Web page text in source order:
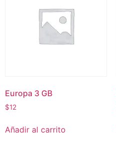
Europa 3 GB
$12
Añadir al carrito